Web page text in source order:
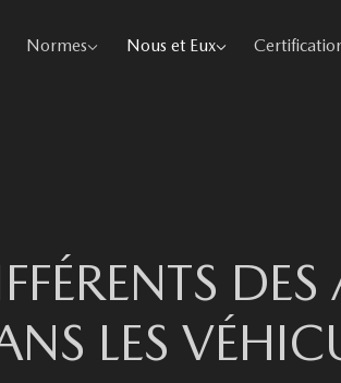
Normes Nous et Eux
DES
LES